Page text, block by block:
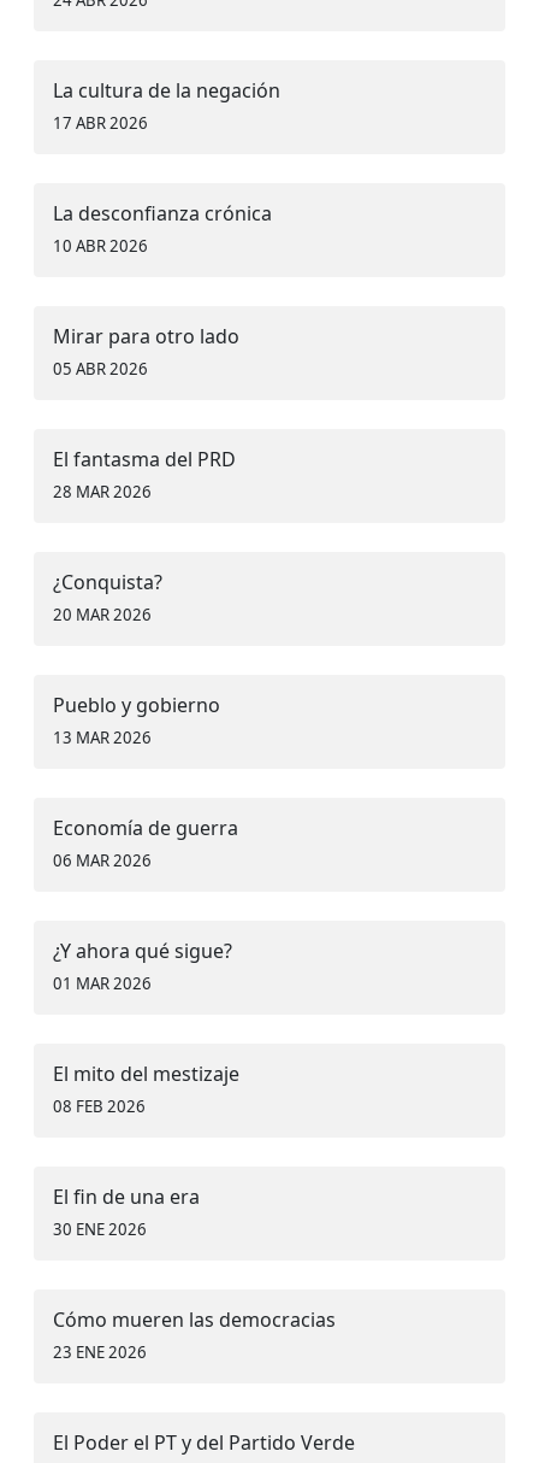
La cultura de la negación
17 ABR 2026
La desconfianza crónica
10 ABR 2026
Mirar para otro lado
05 ABR 2026
El fantasma del PRD
28 MAR 2026
¿Conquista?
20 MAR 2026
Pueblo y gobierno
13 MAR 2026
Economía de guerra
06 MAR 2026
¿Y ahora qué sigue?
01 MAR 2026
El mito del mestizaje
08 FEB 2026
El fin de una era
30 ENE 2026
Cómo mueren las democracias
23 ENE 2026
El Poder el PT y del Partido Verde